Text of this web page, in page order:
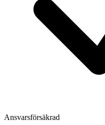
Ansvarsförsäkrad